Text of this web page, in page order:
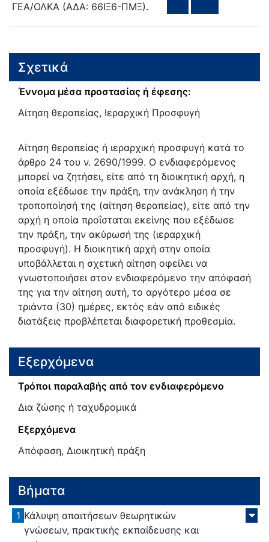
ΓΕΑ/ΟΛΚΑ (ΑΔΑ: 66ΙΞ6-ΠΜΞ).
Σχετικά
Έννομα μέσα προστασίας ή έφεσης:
Αίτηση θεραπείας, Ιεραρχική Προσφυγή
Αίτηση θεραπείας ή ιεραρχική προσφυγή κατά το
άρθρο 24 του ν. 2690/1999. Ο ενδιαφερόμενος
μπορεί να ζητήσει, είτε από τη διοικητική αρχή, η
οποία εξέδωσε την πράξη, την ανάκληση ή την
τροποποίησή της (αίτηση θεραπείας), είτε από την
αρχή η οποία προΐσταται εκείνης που εξέδωσε
την πράξη, την ακύρωσή της (ιεραρχική
προσφυγή). Η διοικητική αρχή στην οποία
υποβάλλεται η σχετική αίτηση οφείλει να
γνωστοποιήσει στον ενδιαφερόμενο την απόφασή
της για την αίτηση αυτή, το αργότερο μέσα σε
τριάντα (30) ημέρες, εκτός εάν από ειδικές
διατάξεις προβλέπεται διαφορετική προθεσμία.
Εξερχόμενα
Τρόποι παραλαβής από τον ενδιαφερόμενο
Δια ζώσης ή ταχυδρομικά
Εξερχόμενα
Απόφαση, Διοικητική πράξη
Βήματα
1 Κάλυψη απαιτήσεων θεωρητικών
γνώσεων, πρακτικής εκπαίδευσης και